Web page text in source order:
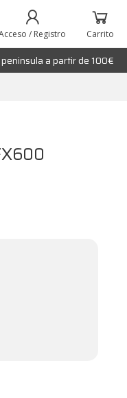
/ Registro Carrito
a partir de 100€
al carrito